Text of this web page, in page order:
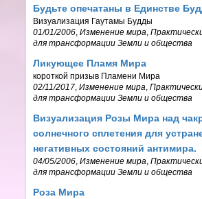
Будьте опечатаны в Единстве
Визуализация Гаутамы Будды
01/01/2006 ,Изменение мира ,
для трансформации Земли и общества
Ликующее Пламя Мира
короткой призыв Пламени Мира
02/11/2017 ,Изменение мира ,
для трансформации Земли и общества
Визуализация Розы Мира над
солнечного сплетения для
негативных состояний антимира.
04/05/2006 ,Изменение мира ,
для трансформации Земли и общества
Роза Мира